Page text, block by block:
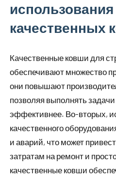
использования
качественных
Качественные ковши для
обеспечивают множество
они повышают
позволяя выполнять
эффективнее. Во-вторых,
качественного
и аварий, что может
затратам на ремонт и
качественные ковши